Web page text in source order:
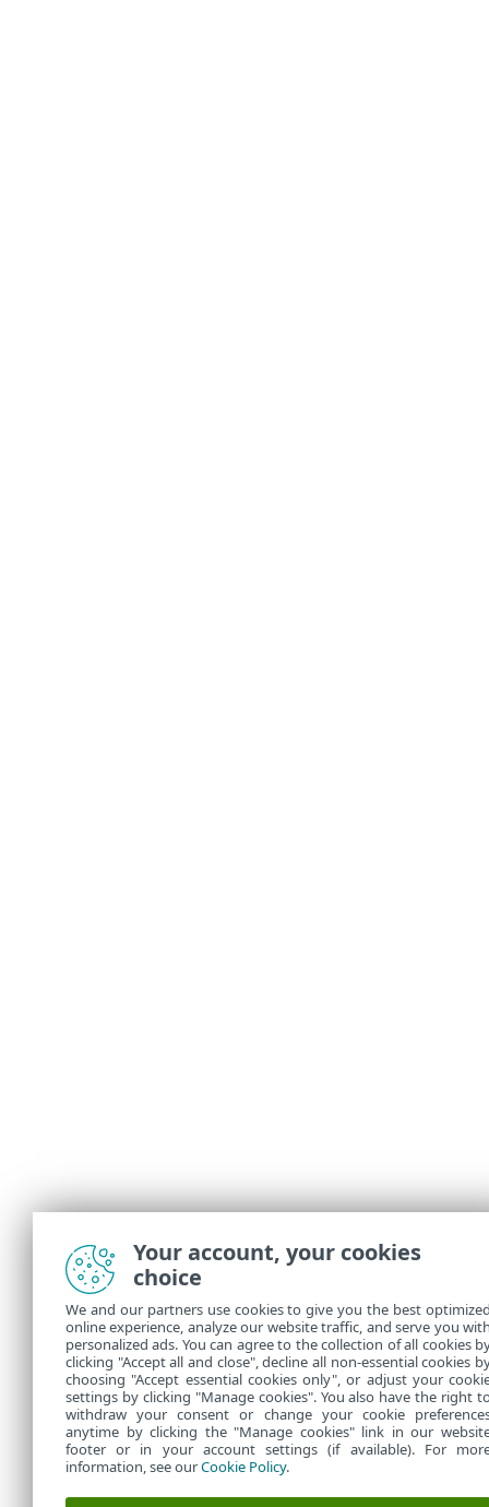
Your account, your cookies
choice
We and our partners use cookies to give you the best
online experience, analyze our website traffic, and serve you
personalized ads. You can agree to the collection of all cookies
clicking "Accept all and close", decline all non-essential cookies
choosing "Accept essential cookies only", or adjust your
settings by clicking "Manage cookies". You also have the right
withdraw your consent or change your cookie
anytime by clicking the "Manage cookies" link in our
footer or in your account settings (if available). For
information, see ourCookie Policy.